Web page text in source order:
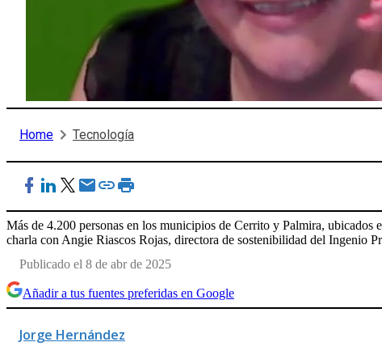
Home Tecnología
Más de 4.200 personas en los municipios de Cerrito y Palmira,
charla con Angie Riascos Rojas, directora de sostenibilidad del Ingenio
Publicado el 8 de abr de 2025
Añadir a tus fuentes preferidas en Google
Jorge Hernández